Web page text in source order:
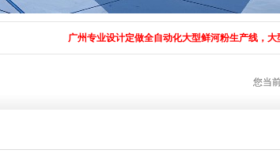
广州专业设计定做全自动化大型鲜河粉生产线，大型河粉机，广
您当